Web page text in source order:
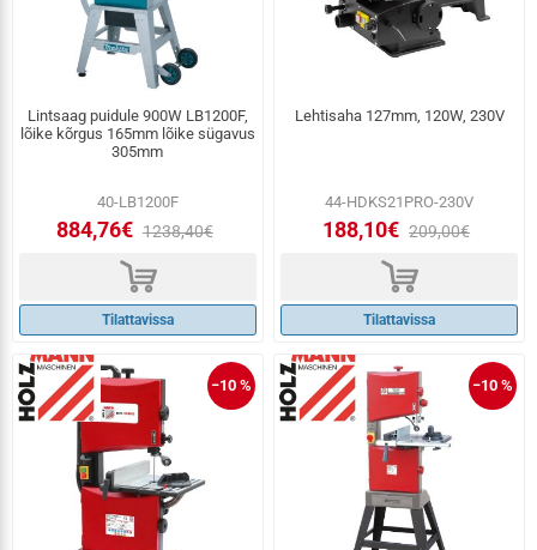
Lintsaag puidule 900W LB1200F,
lõike kõrgus 165mm lõike sügavus
305mm
40-LB1200F
884,76€ 1238,40€
d
Tilattavissa
Lehtisaha 127mm, 120W, 230V
44-HDKS21PRO-230V
188,10€ 209,00€
d
Tilattavissa
−10 % −10 %